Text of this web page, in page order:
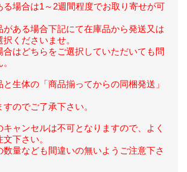
る場合は1～2週間程度でお取り寄せが可
がある場合下記にて在庫品から発送又は
くださいませ。
合はどちらをご選択していただいても問
生体の「商品揃ってからの同梱発送」
のでご了承下さい。
ャンセルは不可となりますので、よく
下さい。
数量なども間違いの無いようご注意下さ